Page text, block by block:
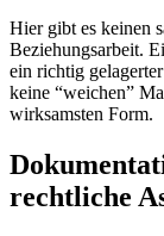
Hier gibt es keinen
Beziehungsarbeit.
ein richtig
keine “weichen”
wirksamsten Form.
rechtliche